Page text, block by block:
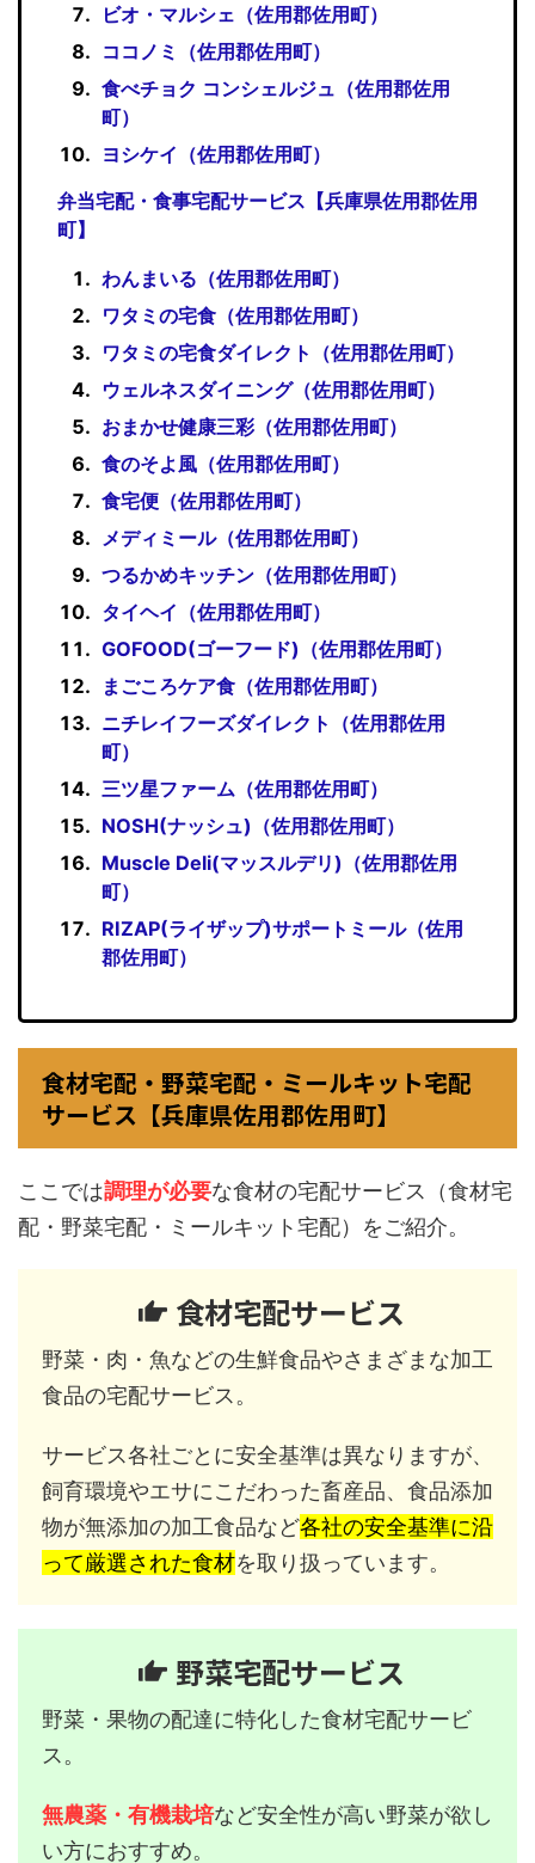
ビオ・マルシェ（佐用郡佐用町）
ココノミ（佐用郡佐用町）
食べチョク コンシェルジュ（佐用郡佐用
町）
ヨシケイ（佐用郡佐用町）
弁当宅配・食事宅配サービス【兵庫県佐用郡佐用
町】
わんまいる（佐用郡佐用町）
ワタミの宅食（佐用郡佐用町）
ワタミの宅食ダイレクト（佐用郡佐用町）
ウェルネスダイニング（佐用郡佐用町）
おまかせ健康三彩（佐用郡佐用町）
食のそよ風（佐用郡佐用町）
食宅便（佐用郡佐用町）
メディミール（佐用郡佐用町）
つるかめキッチン（佐用郡佐用町）
タイヘイ（佐用郡佐用町）
GOFOOD(ゴーフード)（佐用郡佐用町）
まごころケア食（佐用郡佐用町）
ニチレイフーズダイレクト（佐用郡佐用
町）
三ツ星ファーム（佐用郡佐用町）
NOSH(ナッシュ)（佐用郡佐用町）
Muscle Deli(マッスルデリ)（佐用郡佐用
町）
RIZAP(ライザップ)サポートミール（佐用
郡佐用町）
食材宅配・野菜宅配・ミールキット宅配
サービス【兵庫県佐用郡佐用町】
ここでは調理が必要な食材の宅配サービス（食材宅
配・野菜宅配・ミールキット宅配）をご紹介。
食材宅配サービス
野菜・肉・魚などの生鮮食品やさまざまな加工
食品の宅配サービス。
サービス各社ごとに安全基準は異なりますが、
飼育環境やエサにこだわった畜産品、食品添加
物が無添加の加工食品など各社の安全基準に沿
って厳選された食材を取り扱っています。
野菜宅配サービス
野菜・果物の配達に特化した食材宅配サービ
ス。
無農薬・有機栽培など安全性が高い野菜が欲し
い方におすすめ。